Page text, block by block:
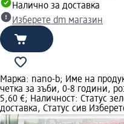
Налично за доставка
Изберете dm магазин
Марка: nano-b; Име на
четка за зъби, 0-8 години,
5,60 €; Наличност: Статус
доставка, Статус сив